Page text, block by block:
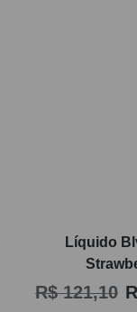
Líquido
R$121,10